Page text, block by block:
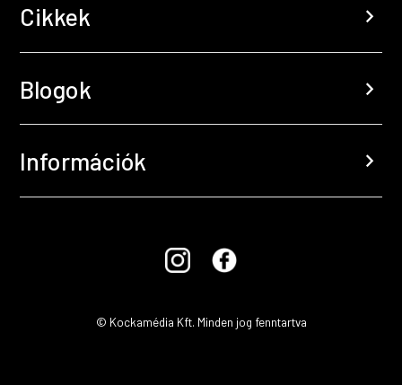
Cikkek chevron_right
Blogok chevron_right
Információk chevron_right
© Kockamédia Kft. Minden jog fenntartva